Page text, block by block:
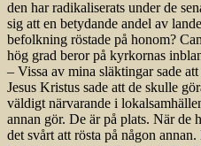
den har radikaliserats under de
sig att en betydande andel av
befolkning röstade på honom?
hög grad beror på kyrkornas
– Vissa av mina släktingar sade
Jesus Kristus sade att de skulle
väldigt närvarande i
annan gör. De är på plats. När de
det svårt att rösta på någon